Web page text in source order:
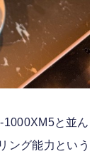
と並ん
ング能力という